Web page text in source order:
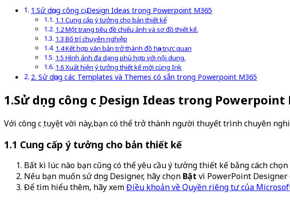
1.Sử dụng công cụ Design Ideas trong Powerpoint M365
1.1 Cung cấp ý tưởng cho bản thiết kế
1.2 Một trang tiêu đề chiếu ảnh và sơ đồ thiết kế.
1.3 Bố trí chuyên nghiệp
1.4 Kết hợp văn bản trở thành đồ họa trực quan
1.5 Hình ảnh đa dạng phù hợp với nội dung.
1.6 Xuất hiện ý tưởng thiết kế mới cùng Ink
2. Sử dụng các Templates và Themes có sẵn trong Powerpoint M365
1.Sử dụng công cụ Design Ideas trong Powerpoint
Với công cụ tuyệt vời này,bạn có thể trở thành người thuyết trình chuyên
1.1 Cung cấp ý tưởng cho bản thiết kế
Bất kì lúc nào bạn cũng có thể yêu cầu ý tưởng thiết kế bằng cách chọn
Nếu bạn muốn sử dụng Designer, hãy chọn Bật vì PowerPoint Designer
Để tìm hiểu thêm, hãy xemĐiều khoản về Quyền riêng tư của